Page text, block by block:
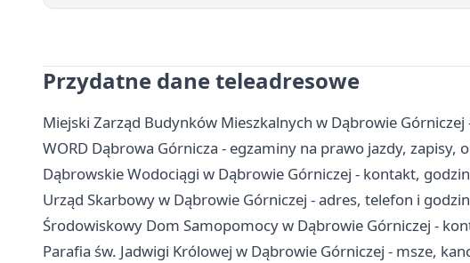
Przydatne dane teleadresowe
Miejski Zarząd Budynków Mieszkalnych w Dąbrowie
WORD Dąbrowa Górnicza - egzaminy na prawo jazdy, zapisy,
Dąbrowskie Wodociągi w Dąbrowie Górniczej - kontakt,
Urząd Skarbowy w Dąbrowie Górniczej - adres, telefon i
Środowiskowy Dom Samopomocy w Dąbrowie Górniczej -
Parafia św. Jadwigi Królowej w Dąbrowie Górniczej - msze,